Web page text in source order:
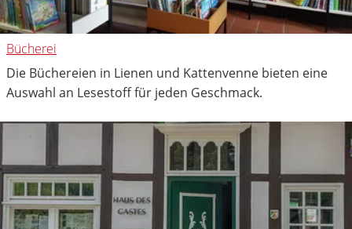
Bücherei
Die Büchereien in Lienen und Kattenvenne bieten eine
Auswahl an Lesestoff für jeden Geschmack.